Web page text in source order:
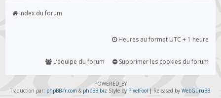
Index du forum
Heures au format UTC + 1 heure
Supprimer les cookies du forum
L’équipe du forum
POWERED_BY
Traduction par: phpBB-fr.com & phpBB.biz Style by PixelFool | Released by WebGuruBB.